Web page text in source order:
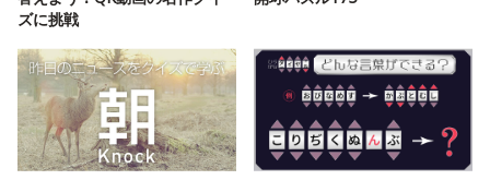
ズに挑戦